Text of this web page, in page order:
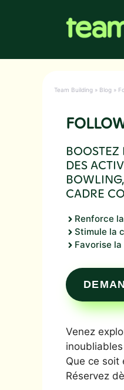
Team Building » Blog »
BOOSTEZ
DES
CADRE
Renforce
Stimule la
Favorise
Venez
Que ce soit
Réservez